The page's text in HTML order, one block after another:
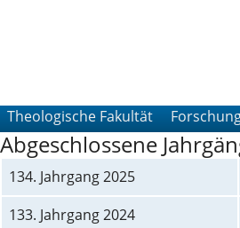
Theologische Fakultät
Abgeschlossene
134. Jahrgang 2025
133. Jahrgang 2024